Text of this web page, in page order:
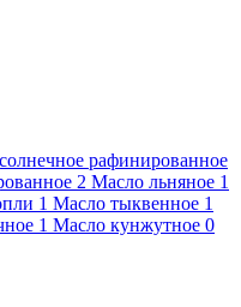
рафинированное
2 Масло льняное 1
1 Масло тыквенное 1
1 Масло кунжутное 0